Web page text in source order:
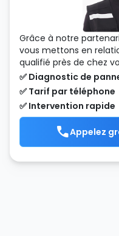
Grâce à notre
vous mettons en
qualifié près de chez
✅ Diagnostic de
✅ Tarif par téléphone
✅ Intervention rapide
Appelez